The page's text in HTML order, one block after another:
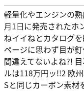
軽量化やエンジンの
月1日に発売されたホ
ねイイねとカタログ
ページに思わず目が
間違えてないよね?!
ルは118万円ッ!!2 欧
Sと同じカーボン素